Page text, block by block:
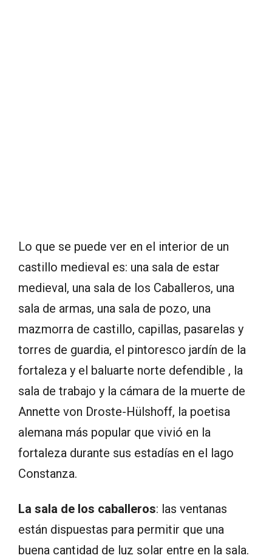
Lo que se puede ver en el interior de un
castillo medieval es: una sala de estar
medieval, una sala de los Caballeros, una
sala de armas, una sala de pozo, una
mazmorra de castillo, capillas, pasarelas y
torres de guardia, el pintoresco jardín de la
fortaleza y el baluarte norte defendible , la
sala de trabajo y la cámara de la muerte de
Annette von Droste-Hülshoff, la poetisa
alemana más popular que vivió en la
fortaleza durante sus estadías en el lago
Constanza.
La sala de los caballeros: las ventanas
están dispuestas para permitir que una
buena cantidad de luz solar entre en la sala.